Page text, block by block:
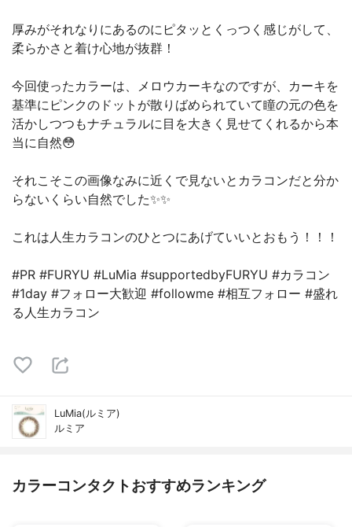
厚みがそれなりにあるのにピタッとくっつく感じがして、
柔らかさと着け心地が抜群！
今回使ったカラーは、メロウカーキなのですが、カーキを
基準にピンクのドットが散りばめられていて瞳の元の色を
活かしつつもナチュラルに目を大きく見せてくれるから本
当に自然😳
それこそこの画像なみに近くで見ないとカラコンだと分か
らないくらい自然でした✨✨
これは人生カラコンのひとつにあげていいとおもう！！！
#PR #FURYU #LuMia #supportedbyFURYU #カラコン
#1day #フォロー大歓迎 #followme #相互フォロー #盛れ
る人生カラコン
LuMia(ルミア)
ルミア
カラーコンタクトおすすめランキング